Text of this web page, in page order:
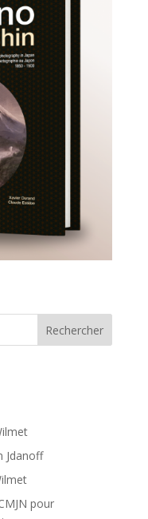
Rechercher
Jdanoff
pour